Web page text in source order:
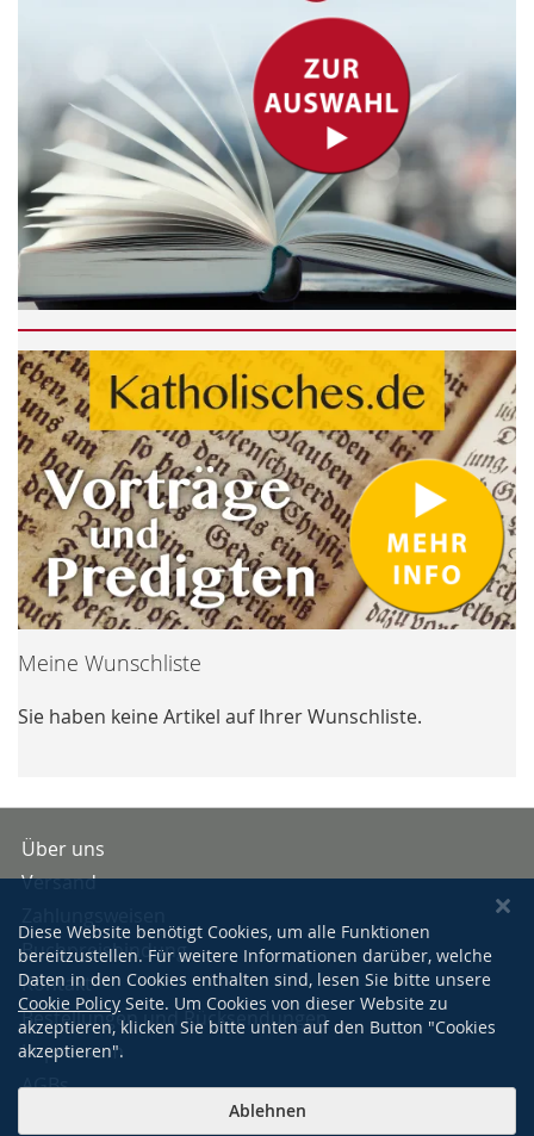
Meine Wunschliste
Sie haben keine Artikel auf Ihrer Wunschliste.
Über uns
Versand
Buchpreisbindung
Kontakt
Bestellungen und Rücksendungen
Impressum
AGBs
Diese Website benötigt Cookies, um alle Funktionen
bereitzustellen. Für weitere Informationen darüber, welche
Daten in den Cookies enthalten sind, lesen Sie bitte unsere
Cookie Policy Seite. Um Cookies von dieser Website zu
akzeptieren, klicken Sie bitte unten auf den Button "Cookies
akzeptieren".
Ablehnen